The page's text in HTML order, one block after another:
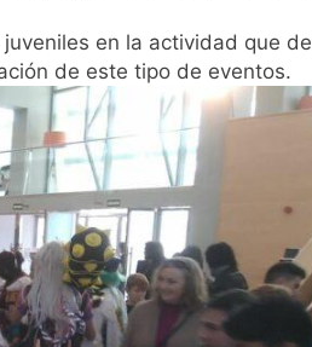
en la actividad que
de este tipo de eventos.